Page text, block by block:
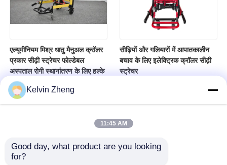
एल्यूमीनियम मिश्र धातु मैनुअल क्रॉलर
प्रकार सीढ़ी स्ट्रेचर फोल्डेबल
अस्पताल रोगी स्थानांतरण के लिए हल्के
सीढ़ियों और गलियारों में आपातकालीन
बचाव के लिए इलेक्ट्रिक क्रॉलर सीढ़ी
स्ट्रेचर
Kelvin Zheng
11:45 AM
Good day, what product are you looking
for?